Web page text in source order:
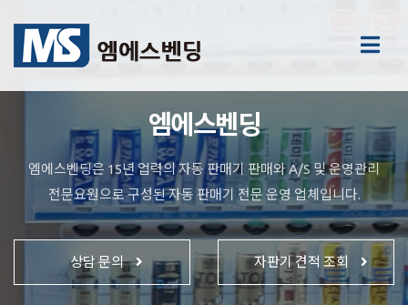
엠에스벤딩
엠에스벤딩은 15년 업력의 자동 판매기 판매와 A/S 및 운영관리
전문요원으로 구성된 자동 판매기 전문 운영 업체입니다.
상담 문의 자판기 견적 조회